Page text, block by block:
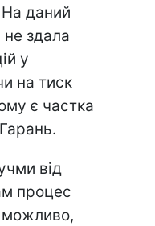
На даний
не здала
у
на тиск
є частка
від
процес
можливо,